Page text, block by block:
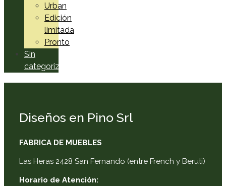
Urban
Edición
limitada
Pronto
Sin
categorizar
Diseños en Pino Srl
FABRICA DE MUEBLES
Las Heras 2428 San Fernando (entre French y Beruti)
Horario de Atención: